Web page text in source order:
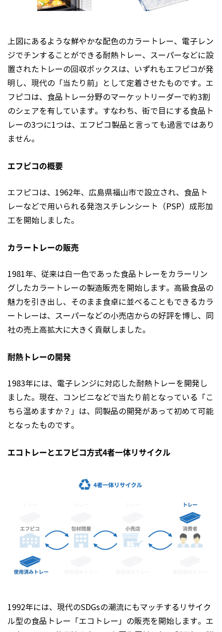
上図にあるような鮮やかな配色のカラートレー、電子レン
ジでチンすることができる耐熱トレー、スーパーなどに設
置されたトレーの回収ボックスは、いずれもエフピコが発
明し、現代の「当たり前」として定着させたものです。エ
フピコは、食品トレー分野のマーケットリーダーで約3割
のシェアを有しています。すなわち、街で目にする食品ト
レーの3つに1つは、エフピコ製品と言っても過言ではあり
ません。
エフピコの概要
エフピコは、1962年、広島県福山市で設立され、食品ト
レーなどで用いられる発泡スチレンシート（PSP）成形加
工を開始しました。
カラートレーの販売
1981年、従来は白一色であった食品トレーをカラーリン
グしたカラートレーの製造販売を開始します。高級食品の
魅力を引き出し、そのまま食卓に並べることもできるカラ
ートレーは、スーパーなどの小売店からの好評を博し、同
社の売上高拡大に大きく貢献しました。
耐熱トレーの開発
1983年には、電子レンジに対応した耐熱トレーを開発し
ました。現在、コンビニなどで当たり前となっている「こ
ちら温めますか？」は、同製品の開発があって初めて可能
となったものです。
エコトレーとエフピコ方式4者一体リサイクル
1992年には、現代のSDGsの潮流にもマッチするリサイク
ル型の食品トレー「エコトレー」の販売を開始します。エ